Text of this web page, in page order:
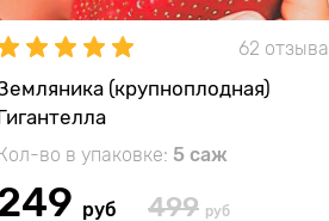
62 отзыва
(крупноплодная)
во в упаковке: 5 саж
руб 499 руб